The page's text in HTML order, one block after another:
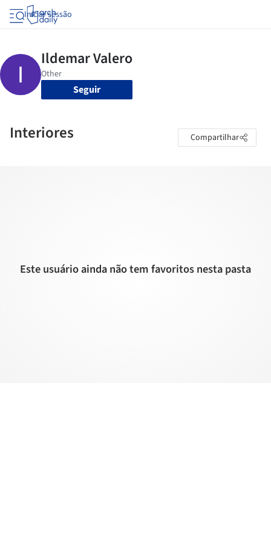
Iniciar sessão
Seguir
Interiores Compartilhar
Este usuário ainda não tem favoritos nesta pasta